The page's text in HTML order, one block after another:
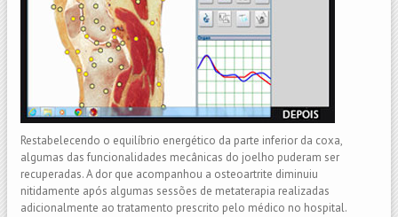
Restabelecendo o equilíbrio energético da parte inferior da coxa,
algumas das funcionalidades mecânicas do joelho puderam ser
recuperadas. A dor que acompanhou a osteoartrite diminuiu
nitidamente após algumas sessões de metaterapia realizadas
adicionalmente ao tratamento prescrito pelo médico no hospital.